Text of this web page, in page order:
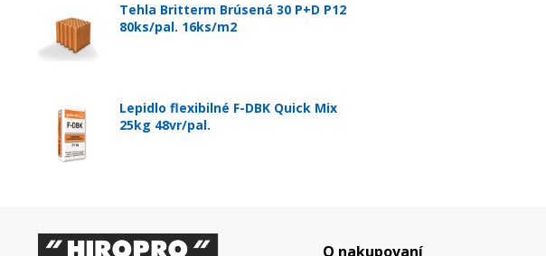
Tehla Britterm Brúsená 30 P+D P12
80ks/pal. 16ks/m2
Lepidlo flexibilné F-DBK Quick Mix
25kg 48vr/pal.
O nakupovaní